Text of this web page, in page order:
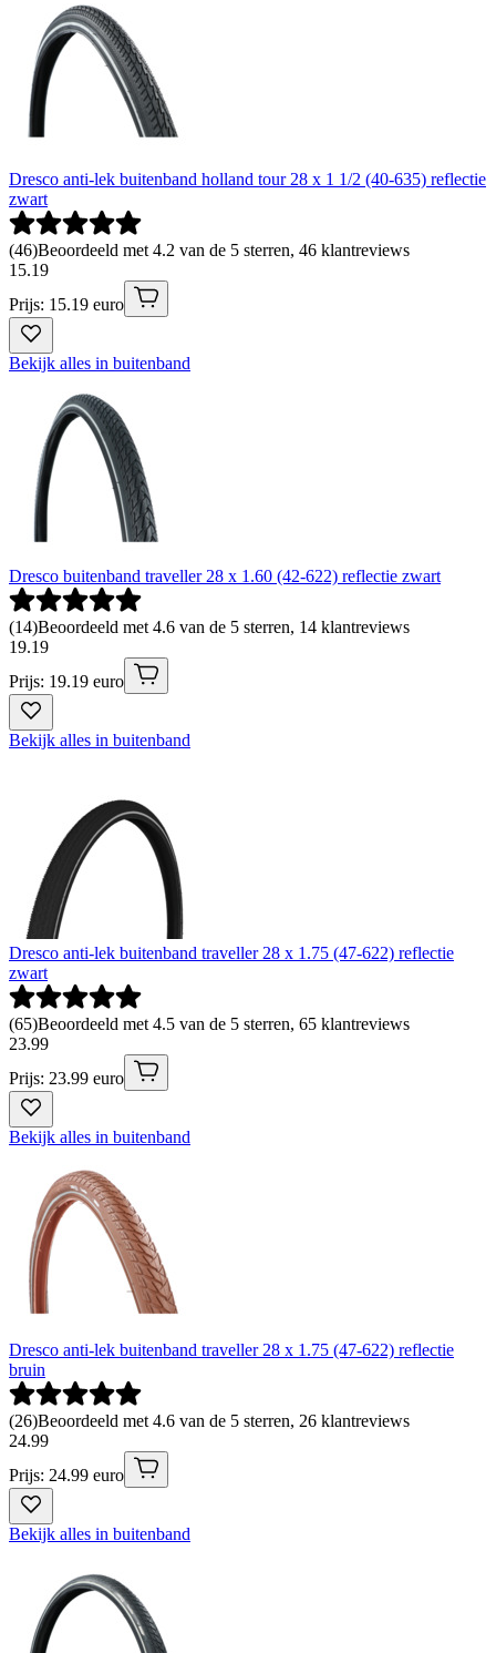
Dresco anti-lek buitenband holland tour 28 x 1 1/2 (40-635) reflectie
zwart
(46)Beoordeeld met 4.2 van de 5 sterren, 46 klantreviews
15.19
Prijs: 15.19 euro
Bekijk alles in buitenband
Dresco buitenband traveller 28 x 1.60 (42-622) reflectie zwart
(14)Beoordeeld met 4.6 van de 5 sterren, 14 klantreviews
19.19
Prijs: 19.19 euro
Bekijk alles in buitenband
Dresco anti-lek buitenband traveller 28 x 1.75 (47-622) reflectie
zwart
(65)Beoordeeld met 4.5 van de 5 sterren, 65 klantreviews
23.99
Prijs: 23.99 euro
Bekijk alles in buitenband
Dresco anti-lek buitenband traveller 28 x 1.75 (47-622) reflectie
bruin
(26)Beoordeeld met 4.6 van de 5 sterren, 26 klantreviews
24.99
Prijs: 24.99 euro
Bekijk alles in buitenband